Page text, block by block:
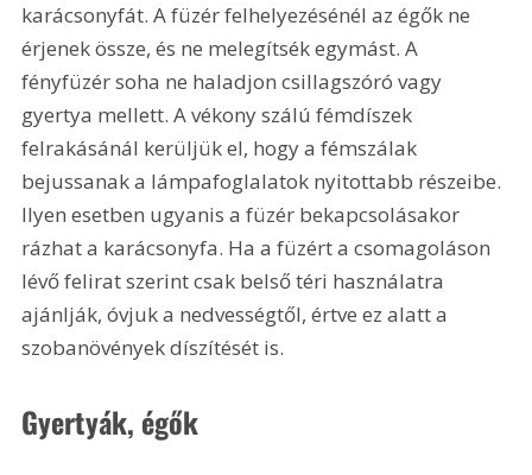
karácsonyfát. A füzér felhelyezésénél az égők ne
érjenek össze, és ne melegítsék egymást. A
fényfüzér soha ne haladjon csillagszóró vagy
gyertya mellett. A vékony szálú fémdíszek
felrakásánál kerüljük el, hogy a fémszálak
bejussanak a lámpafoglalatok nyitottabb részeibe.
Ilyen esetben ugyanis a füzér bekapcsolásakor
rázhat a karácsonyfa. Ha a füzért a csomagoláson
lévő felirat szerint csak belső téri használatra
ajánlják, óvjuk a nedvességtől, értve ez alatt a
szobanövények díszítését is.
Gyertyák, égők